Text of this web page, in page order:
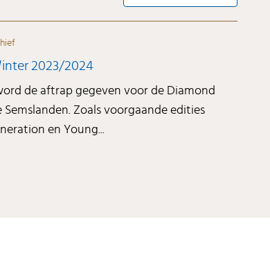
2023/2024
de aftrap gegeven voor de Diamond
Zoals voorgaande edities
en Young...